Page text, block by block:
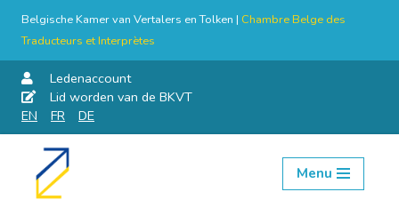
Belgische Kamer van Vertalers en Tolken | Chambre Belge des
Traducteurs et Interprètes
Ledenaccount
Lid worden van de BKVT
EN
FR DE
Skip
Menu